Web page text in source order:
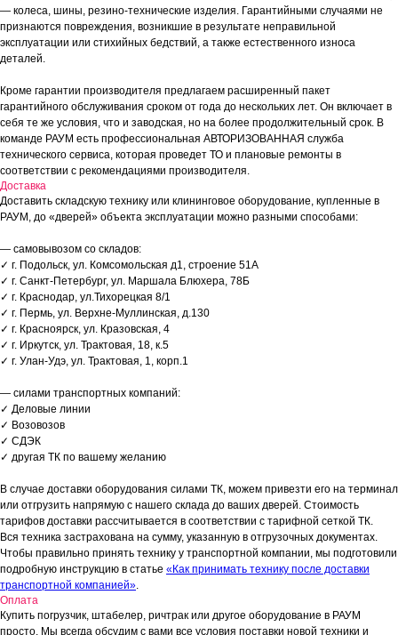
— колеса, шины, резино-технические изделия. Гарантийными случаями не
признаются повреждения, возникшие в результате неправильной
эксплуатации или стихийных бедствий, а также естественного износа
деталей.
Кроме гарантии производителя предлагаем расширенный пакет
гарантийного обслуживания сроком от года до нескольких лет. Он включает в
себя те же условия, что и заводская, но на более продолжительный срок. В
команде РАУМ есть профессиональная АВТОРИЗОВАННАЯ служба
технического сервиса, которая проведет ТО и плановые ремонты в
соответствии с рекомендациями производителя.
Доставка
Доставить складскую технику или клининговое оборудование, купленные в
РАУМ, до «дверей» объекта эксплуатации можно разными способами:
— самовывозом со складов:
✓ г. Подольск, ул. Комсомольская д1, строение 51А
✓ г. Санкт-Петербург, ул. Маршала Блюхера, 78Б
✓ г. Краснодар, ул.Тихорецкая 8/1
✓ г. Пермь, ул. Верхне-Муллинская, д.130
✓ г. Красноярск, ул. Кразовская, 4
✓ г. Иркутск, ул. Трактовая, 18, к.5
✓ г. Улан-Удэ, ул. Трактовая, 1, корп.1
— силами транспортных компаний:
✓ Деловые линии
✓ Возовозов
✓ СДЭК
✓ другая ТК по вашему желанию
В случае доставки оборудования силами ТК, можем привезти его на терминал
или отгрузить напрямую с нашего склада до ваших дверей. Стоимость
тарифов доставки рассчитывается в соответствии с тарифной сеткой ТК.
Вся техника застрахована на сумму, указанную в отгрузочных документах.
Чтобы правильно принять технику у транспортной компании, мы подготовили
подробную инструкцию в статье «Как принимать технику после доставки
транспортной компанией».
Оплата
Купить погрузчик, штабелер, ричтрак или другое оборудование в РАУМ
просто. Мы всегда обсудим с вами все условия поставки новой техники и